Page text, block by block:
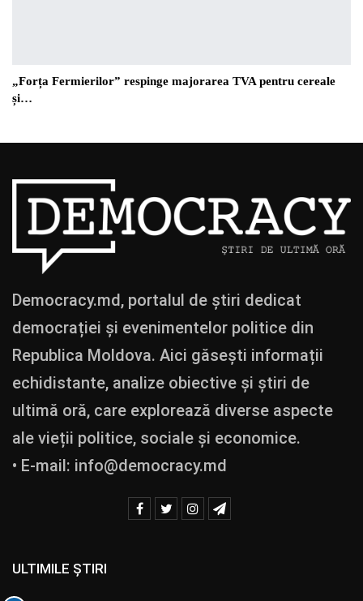
„Forța Fermierilor” respinge majorarea TVA pentru cereale
și…
Democracy.md, portalul de știri dedicat
democrației și evenimentelor politice din
Republica Moldova. Aici găsești informații
echidistante, analize obiective și știri de
ultimă oră, care explorează diverse aspecte
ale vieții politice, sociale și economice.
• E-mail: info@democracy.md
ULTIMILE ȘTIRI